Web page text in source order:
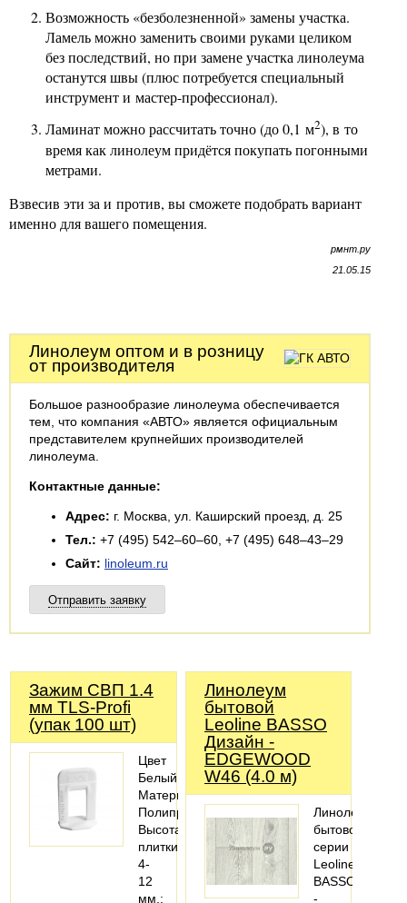
Возможность «безболезненной» замены участка.
Ламель можно заменить своими руками целиком
без последствий, но при замене участка линолеума
останутся швы (плюс потребуется специальный
инструмент и мастер-профессионал).
Ламинат можно рассчитать точно (до 0,1 м2), в то
время как линолеум придётся покупать погонными
метрами.
Взвесив эти за и против, вы сможете подобрать вариант
именно для вашего помещения.
рмнт.ру
21.05.15
Линолеум оптом и в розницу
от производителя
Большое разнообразие линолеума обеспечивается
тем, что компания «АВТО» является официальным
представителем крупнейших производителей
линолеума.
Контактные данные:
Адрес: г. Москва, ул. Каширский проезд, д. 25
Тел.: +7 (495) 542–60–60, +7 (495) 648–43–29
Сайт: linoleum.ru
Отправить заявку
Зажим СВП 1.4
мм TLS-Profi
(упак 100 шт)
Цвет
Белый;
Материал
Полипропилен;
Высота
плитки
4-
12
мм.;
Линолеум
бытовой
Leoline BASSO
Дизайн -
EDGEWOOD
W46 (4.0 м)
Линолеум
бытовой
серии
Leoline
BASSO
-